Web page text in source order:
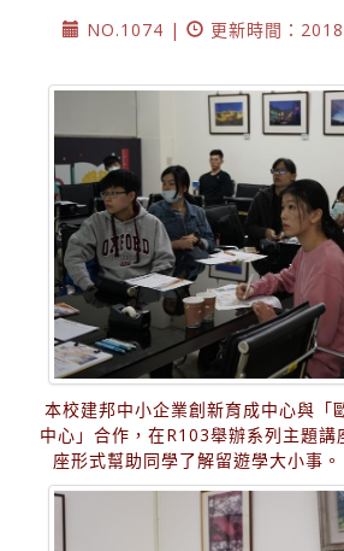
NO.1074 |
更新時間：
本校建邦中小企業創新育成中心與「
中心」合作，在R103舉辦系列主題講
座形式幫助同學了解留遊學大小事。